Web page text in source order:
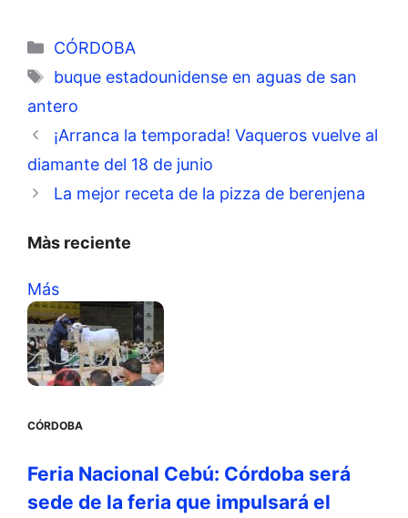
Categorías
CÓRDOBA
Etiquetas
buque estadounidense en aguas de san
antero
¡Arranca la temporada! Vaqueros vuelve al
diamante del 18 de junio
La mejor receta de la pizza de berenjena
Màs reciente
Más
CÓRDOBA
Feria Nacional Cebú: Córdoba será
sede de la feria que impulsará el